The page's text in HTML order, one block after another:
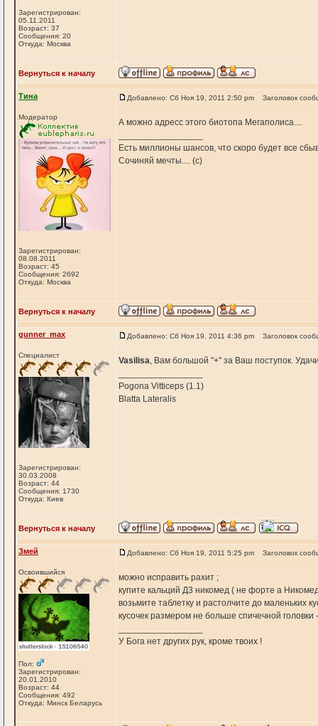
Зарегистрирован:
05.11.2011
Возраст: 37
Сообщения: 20
Откуда: Москва
Вернуться к началу
Тина
Модератор
Зарегистрирован:
08.08.2011
Возраст: 45
Сообщения: 2692
Откуда: Москва
Добавлено: Сб Ноя 19, 2011 2:50 pm Заголовок
А можно адресс этого биотопа Мегаполиса....
Есть миллионы шансов, что скоро будет все
Сочиняй мечты.... (с)
Вернуться к началу
gunner_max
Специалист
Зарегистрирован:
30.03.2008
Возраст: 44
Сообщения: 1730
Откуда: Киев
Добавлено: Сб Ноя 19, 2011 4:36 pm Заголовок
Vasilisa, Вам большой "+" за Ваш поступок.
Pogona Vitticeps (1.1)
Blatta Lateralis
Вернуться к началу
Змей
Освоившийся
Пол:
Зарегистрирован:
20.01.2010
Возраст: 44
Сообщения: 492
Откуда: Минск Беларусь
Добавлено: Сб Ноя 19, 2011 5:25 pm Заголовок
можно исправить рахит ;
купите кальций Д3 никомед ( не форте а
возьмите таблетку и растолчите до маленьких
кусочек размером не больше спичечной
У Бога нет других рук, кроме твоих !